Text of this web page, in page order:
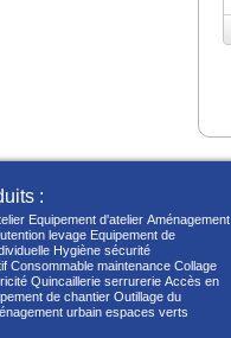
:
Equipement d'atelier Aménagement
levage Equipement de
Hygiène sécurité
Consommable maintenance Collage
Quincaillerie serrurerie Accès en
de chantier Outillage du
urbain espaces verts